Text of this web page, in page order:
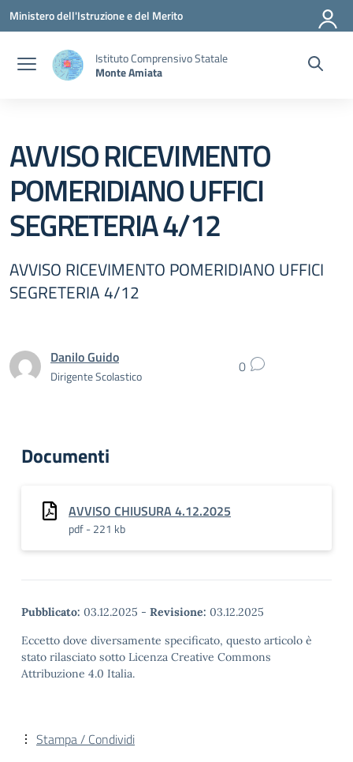
Vai ai contenuti
Vai al menu di navigazione
Vai al footer
Ministero dell'Istruzione e del Merito
Istituto Comprensivo Statale
Monte Amiata
AVVISO RICEVIMENTO
POMERIDIANO UFFICI
SEGRETERIA 4/12
AVVISO RICEVIMENTO POMERIDIANO UFFICI
SEGRETERIA 4/12
Danilo Guido
Dirigente Scolastico 0
Documenti
AVVISO CHIUSURA 4.12.2025
pdf - 221 kb
Pubblicato: 03.12.2025 - Revisione: 03.12.2025
Eccetto dove diversamente specificato, questo articolo è
stato rilasciato sotto Licenza Creative Commons
Attribuzione 4.0 Italia.
Stampa / Condividi